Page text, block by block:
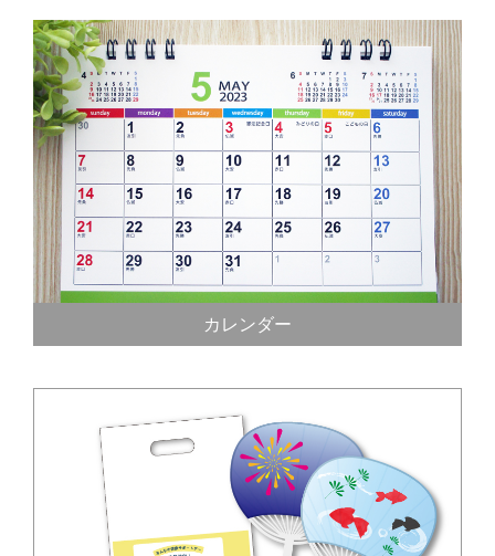
カレンダー